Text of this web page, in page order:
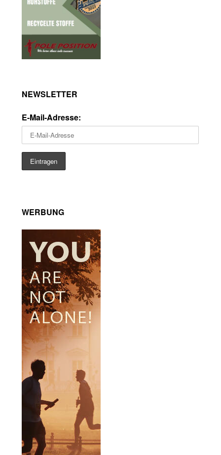
NEWSLETTER
E-Mail-Adresse:
WERBUNG